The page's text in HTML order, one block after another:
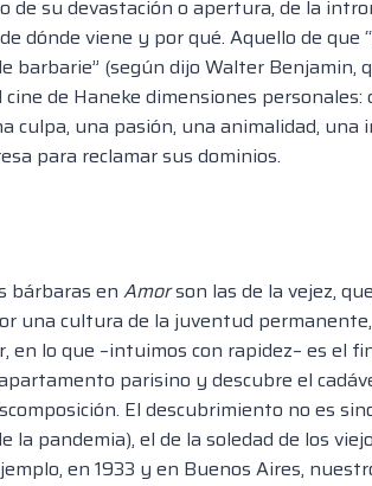
de su devastación o apertura, de la
dónde viene y por qué. Aquello de
barbarie” (según dijo Walter Benjamin,
de Haneke dimensiones
culpa, una pasión, una animalidad,
para reclamar sus dominios.
bárbaras en Amorson las de la vejez,
una cultura de la juventud
en lo que –intuimos con rapidez– es el
parisino y descubre el
El descubrimiento no es
la pandemia), el de la soledad de los
en 1933 y en Buenos Aires,